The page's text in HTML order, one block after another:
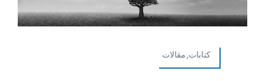
كتابات,مقالات